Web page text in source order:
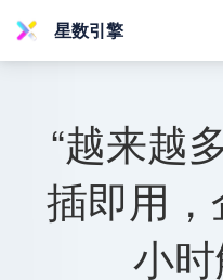
星数引擎
“越来越
插即用，
小